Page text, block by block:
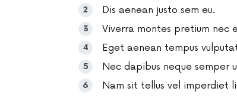
Dis aenean justo sem eu.
Viverra montes pretium nec
Eget aenean tempus
Nec dapibus neque semper
Nam sit tellus vel imperdiet